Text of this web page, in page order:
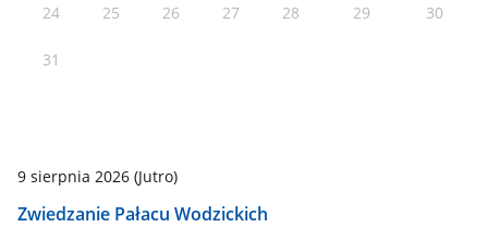
24 25 26 27 28 29 30
31
9 sierpnia 2026(Jutro)
Zwiedzanie Pałacu Wodzickich